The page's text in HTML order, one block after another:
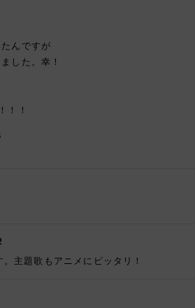
んですが
した。幸！
！！
主題歌もアニメにピッタリ！